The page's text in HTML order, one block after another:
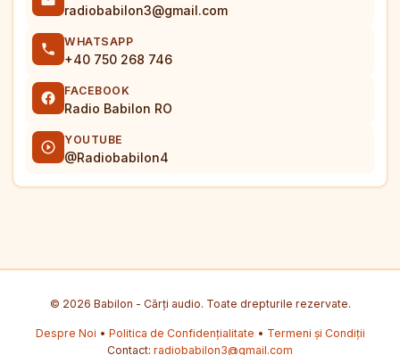
radiobabilon3@gmail.com
WHATSAPP
+40 750 268 746
FACEBOOK
Radio Babilon RO
YOUTUBE
@Radiobabilon4
© 2026 Babilon - Cărți audio. Toate drepturile rezervate.
Despre Noi • Politica de Confidențialitate • Termeni și Condiții
Contact: radiobabilon3@gmail.com